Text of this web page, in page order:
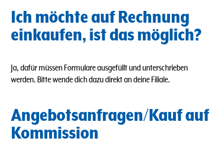
Ich möchte auf Rechnung
einkaufen, ist das möglich?
Ja, dafür müssen Formulare ausgefüllt und unterschrieben
werden. Bitte wende dich dazu direkt an deine Filiale.
Angebotsanfragen/Kauf auf
Kommission